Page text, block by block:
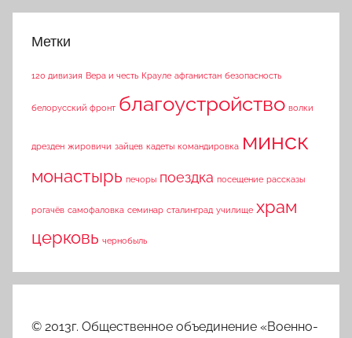
Метки
120 дивизия Вера и честь Крауле афганистан безопасность
белорусский фронт благоустройство волки
дрезден жировичи зайцев кадеты командировка минск
монастырь печоры поездка посещение рассказы
рогачёв самофаловка семинар сталинград училище храм
церковь чернобыль
© 2013г. Общественное объединение «Военно-